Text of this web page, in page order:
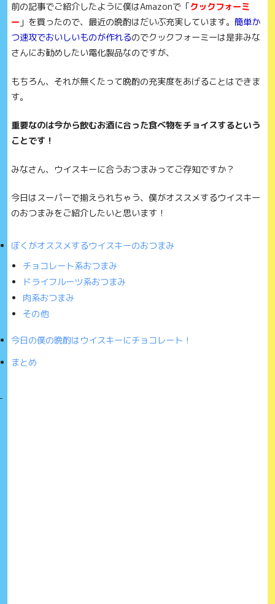
前の記事でご紹介したように僕はAmazonで「クックフォーミ
ー 」を買ったので、最近の晩酌はだいぶ充実しています。 簡単か
つ速攻でおいしいものが作れるのでクックフォーミーは是非みな
さんにお勧めしたい電化製品なのですが、
もちろん、それが無くたって晩酌の充実度をあげることはできま
す。
重要なのは今から飲むお酒に合った食べ物をチョイスするという
ことです！
みなさん、ウイスキーに合うおつまみってご存知ですか？
今日はスーパーで揃えられちゃう、 僕がオススメするウイスキー
のおつまみをご紹介したいと思います！
ぼくがオススメするウイスキーのおつまみ
チョコレート系おつまみ
ドライフルーツ系おつまみ
肉系おつまみ
その他
今日の僕の晩酌はウイスキーにチョコレート！
まとめ